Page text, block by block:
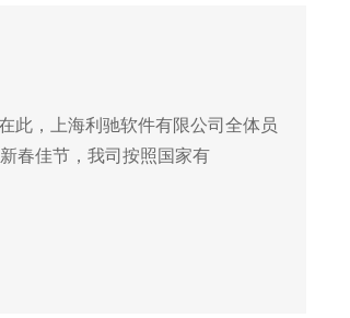
此，上海利驰软件有限公司全体员
春佳节，我司按照国家有